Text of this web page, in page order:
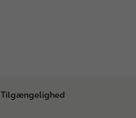
Tilgængelighed